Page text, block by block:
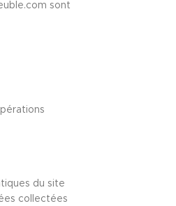
sont
du site
collectées